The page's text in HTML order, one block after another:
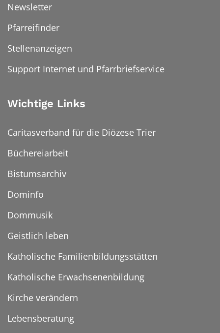
Newsletter
Pfarreifinder
Stellenanzeigen
Support Internet und Pfarrbriefservice
Wichtige Links
Caritasverband für die Diözese Trier
Büchereiarbeit
Bistumsarchiv
Dominfo
Dommusik
Geistlich leben
Katholische Familienbildungsstätten
Katholische Erwachsenenbildung
Kirche verändern
Lebensberatung